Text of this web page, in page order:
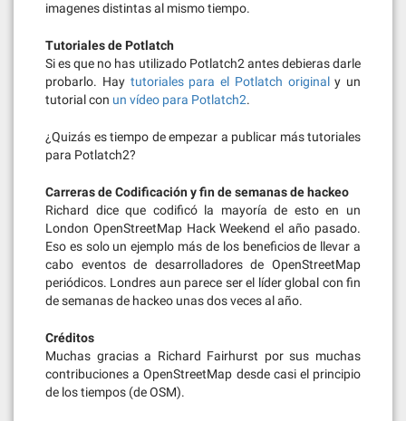
imagenes distintas al mismo tiempo.
Tutoriales de Potlatch
Si es que no has utilizado Potlatch2 antes debieras darle
probarlo. Hay tutoriales para el Potlatch originaly un
tutorial con un vídeo para Potlatch2.
¿Quizás es tiempo de empezar a publicar más tutoriales
para Potlatch2?
Carreras de Codificación y fin de semanas de hackeo
Richard dice que codificó la mayoría de esto en un
London OpenStreetMap Hack Weekend el año pasado.
Eso es solo un ejemplo más de los beneficios de llevar a
cabo eventos de desarrolladores de OpenStreetMap
periódicos. Londres aun parece ser el líder global con fin
de semanas de hackeo unas dos veces al año.
Créditos
Muchas gracias a Richard Fairhurst por sus muchas
contribuciones a OpenStreetMap desde casi el principio
de los tiempos (de OSM).